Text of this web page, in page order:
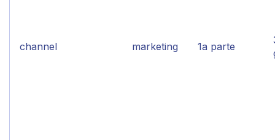
channel marketing 1a parte